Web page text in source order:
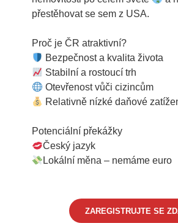
přestěhovat se sem z USA.
Proč je ČR atraktivní?
Bezpečnost a kvalita života
Stabilní a rostoucí trh
Otevřenost vůči cizincům
Relativně nízké daňové
Potenciální překážky
Český jazyk
Lokální měna – nemáme euro
ZAREGISTRUJTE SE